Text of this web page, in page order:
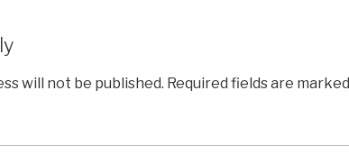
will not be published. Required fields are marked